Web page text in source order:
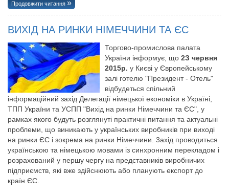
Продовжити читання
ВИХІД НА РИНКИ НІМЕЧЧИНИ ТА ЄС
Торгово-промислова палата
України інформує, що 2З червня
2015р. у Києві у Європейському
залі готелю "Президент - Отель"
відбудеться спільний
інформаційний захід Делегації німецької економіки в Україні,
ТПП України та УСПП "Вихід на ринки Німеччини та ЄС", у
рамках якого будуть розглянуті практичні питання та актуальні
проблеми, що виникають у українських виробників при виході
на ринки ЄС i зокрема на ринки Німеччини. 3ахiд проводиться
українською та німецькою мовами із синхронним перекладом i
розрахований у першу чергу на представників виробничих
підприємств, які вже здійснюють або планують експорт до
країн ЄС.